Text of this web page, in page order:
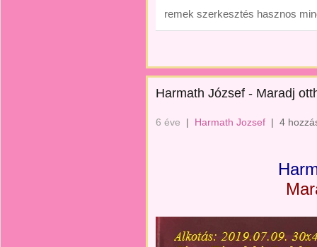
remek szerkesztés hasznos
Harmath József - Maradj
6 éve | Harmath Jozsef | 4